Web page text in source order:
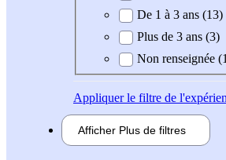
De 1 à 3 ans (13)
Plus de 3 ans (3)
Non renseignée
Appliquerle filtre de
Afficher Plus de filtres